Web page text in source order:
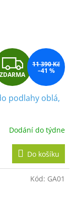
Z
D
A
R
M
A
ZDARMA
11 390 Kč
–41 %
podlahy oblá,
Dodání do týdne
Do košíku
Kód: GA01